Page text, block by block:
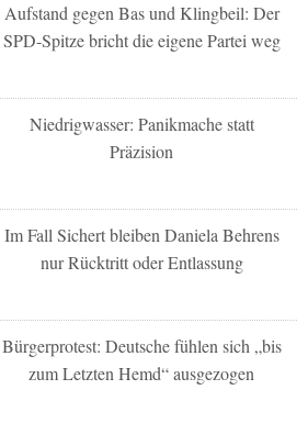
Aufstand gegen Bas und Klingbeil: Der
SPD-Spitze bricht die eigene Partei weg
Niedrigwasser: Panikmache statt
Präzision
Im Fall Sichert bleiben Daniela Behrens
nur Rücktritt oder Entlassung
Bürgerprotest: Deutsche fühlen sich „bis
zum Letzten Hemd“ ausgezogen